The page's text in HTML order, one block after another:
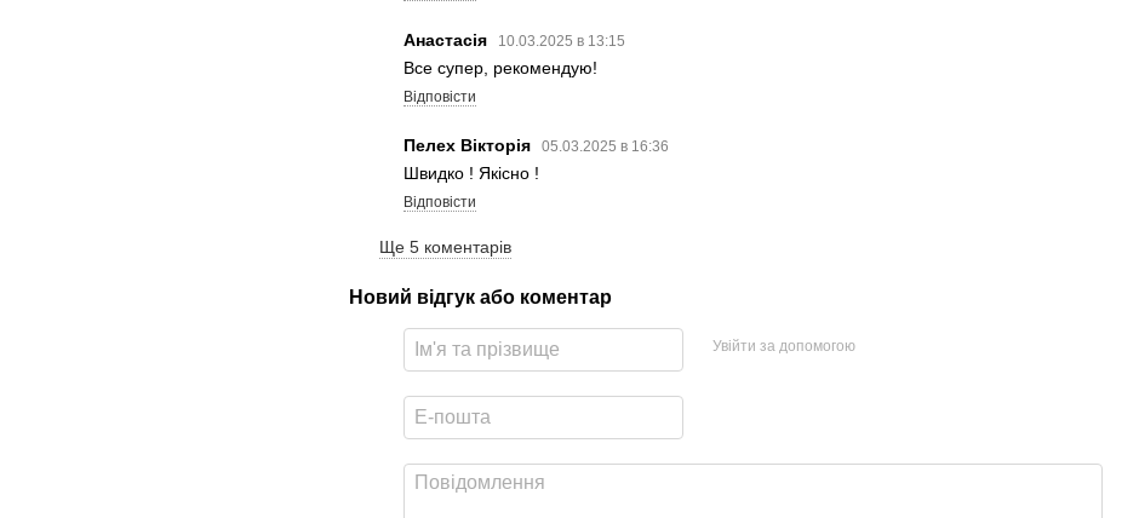
Анастасія 10.03.2025 в 13:15
Все супер, рекомендую!
Відповісти
Пелех Вікторія 05.03.2025 в 16:36
Швидко ! Якісно !
Відповісти
Ще 5 коментарів
Новий відгук або коментар
Увійти за допомогою